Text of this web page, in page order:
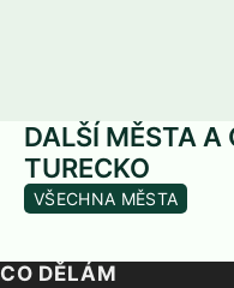
DALŠÍ MĚSTA A
TURECKO
VŠECHNA MĚSTA
CO DĚLÁM